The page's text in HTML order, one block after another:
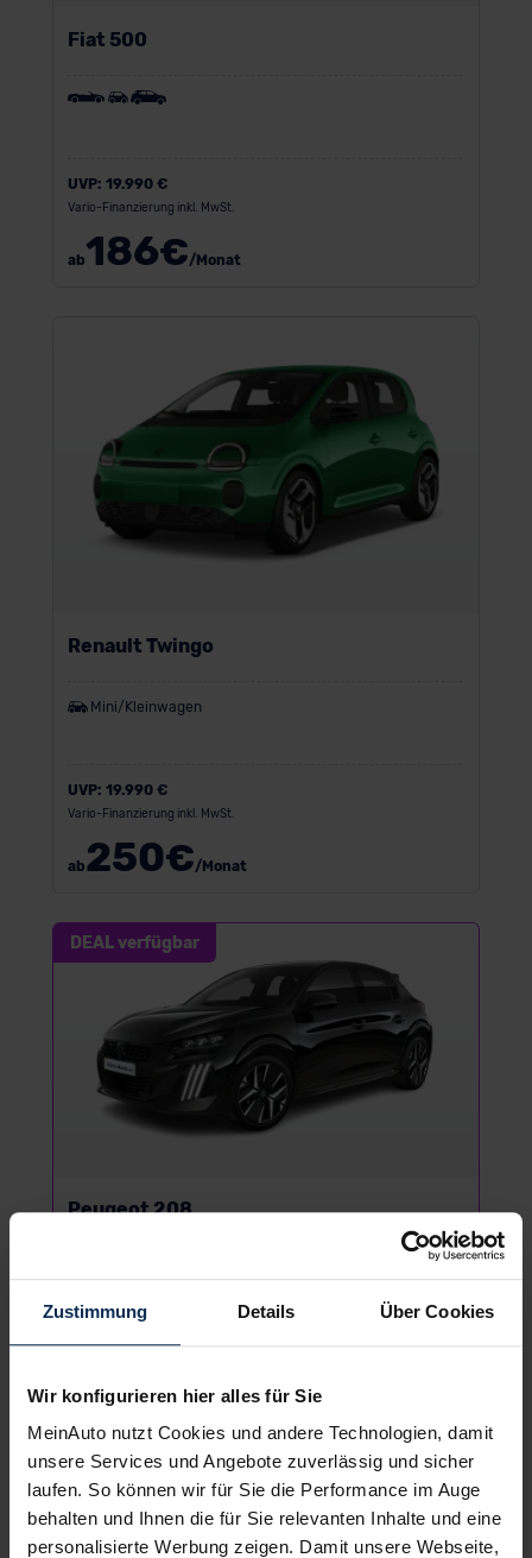
Zustimmung Details Über Cookies
Wir konfigurieren hier alles für Sie
MeinAuto nutzt Cookies und andere Technologien, damit
unsere Services und Angebote zuverlässig und sicher
laufen. So können wir für Sie die Performance im Auge
behalten und Ihnen die für Sie relevanten Inhalte und eine
personalisierte Werbung zeigen. Damit unsere Webseite,
Fiat 500
UVP: 19.990 €
Vario-Finanzierung inkl. MwSt.
ab186€/Monat
Renault Twingo
Mini/Kleinwagen
UVP: 19.990 €
Vario-Finanzierung inkl. MwSt.
ab250€/Monat
DEAL verfügbar
Peugeot 208
ab 169€/Monat